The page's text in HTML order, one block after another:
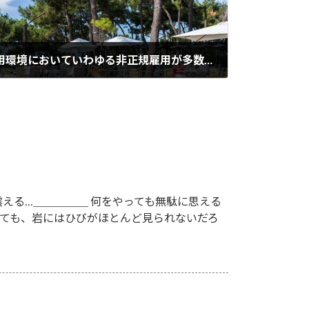
（2015/11/09）日本の雇用環境においていわゆる非正規雇用が多数派になる日が来るかもしれないという話です
る…＿＿＿＿＿ 何をやっても無駄に思える
も、岩にはひびがほとんど見られないだろ